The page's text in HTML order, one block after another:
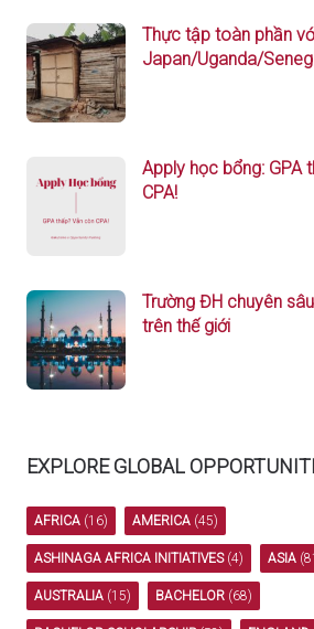
Thực tập toàn phần
Japan/Uganda/
Apply học bổng: GPA
CPA!
Trường ĐH chuyên
trên thế giới
EXPLORE GLOBAL
AFRICA (16) AMERICA (45)
ASHINAGA AFRICA INITIATIVES(4) ASIA
AUSTRALIA (15) BACHELOR (68)